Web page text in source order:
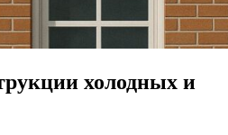
холодных и